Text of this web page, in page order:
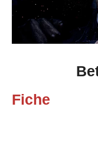
Fiche